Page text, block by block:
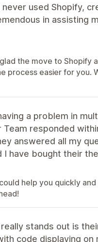
used Shopify,
in assisting
the move to Shopify
process easier for you.
a problem in
responded
answered all my
I have bought their
help you quickly
really stands out is
code displaying on